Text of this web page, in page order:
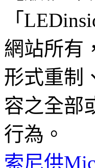
「
網站所有
形式重制
容之全部
行為。
索尼供